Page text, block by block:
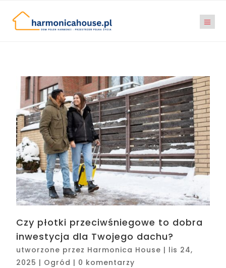
Czy płotki przeciwśniegowe to dobra
inwestycja dla Twojego dachu?
utworzone przez Harmonica House | lis 24,
2025 | Ogród | 0 komentarzy